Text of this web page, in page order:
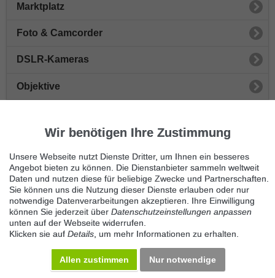
Marktplatz
Foto & Camcorder
DSLR-Kameras
Objektive
Digitalkameras
Taschen & Rucksäcke
Digitalkamera-Zubehör
Camcorder-Zubehör
Sonstiges Photoequipment
Wir benötigen Ihre Zustimmung
Unsere Webseite nutzt Dienste Dritter, um Ihnen ein besseres
Angebot bieten zu können. Die Dienstanbieter sammeln weltweit
Daten und nutzen diese für beliebige Zwecke und Partnerschaften.
Sie können uns die Nutzung dieser Dienste erlauben oder nur
notwendige Datenverarbeitungen akzeptieren. Ihre Einwilligung
können Sie jederzeit über Datenschutzeinstellungen anpassen
unten auf der Webseite widerrufen.
Klicken sie auf Details , um mehr Informationen zu erhalten.
Allen zustimmen Nur notwendige